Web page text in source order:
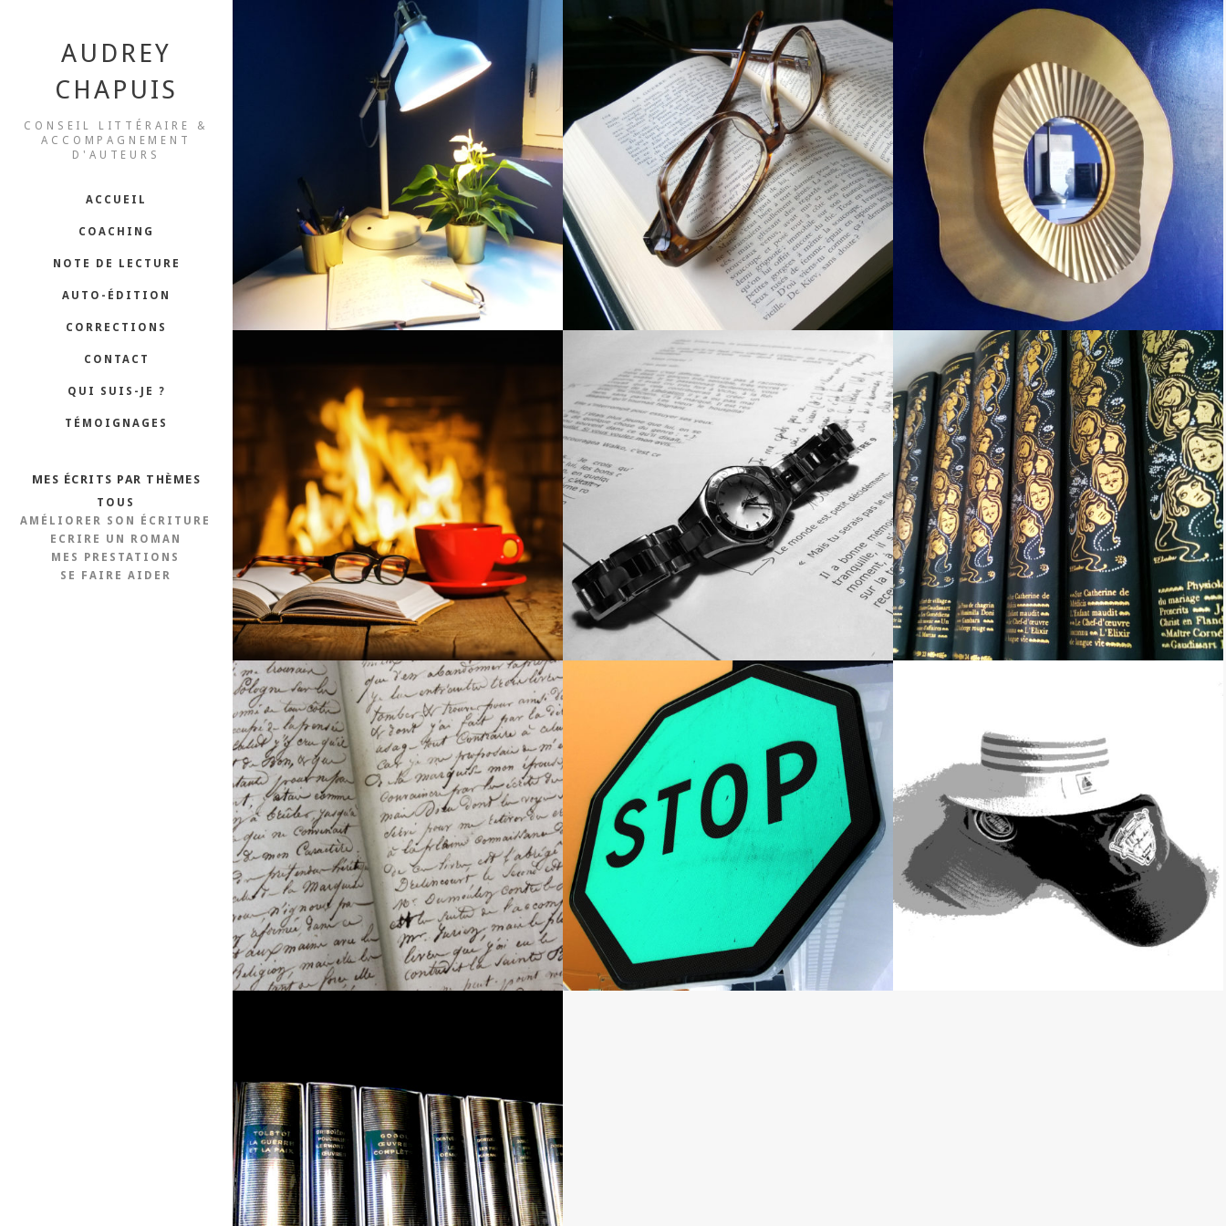
AUDREY
CHAPUIS
CONSEIL LITTÉRAIRE &
ACCOMPAGNEMENT
D'AUTEURS
ACCUEIL
COACHING
NOTE DE LECTURE
AUTO-ÉDITION
CORRECTIONS
CONTACT
QUI SUIS-JE ?
TÉMOIGNAGES
MES ÉCRITS PAR THÈMES
TOUS
AMÉLIORER SON ÉCRITURE
ECRIRE UN ROMAN
MES PRESTATIONS
SE FAIRE AIDER
10 CONSEILS POUR VOUS AIDER À
ÉCRIRE UN ROMAN
COACHING EN ÉCRITURE
COMMENT AMÉLIORER SON
ÉCRITURE ?
NOTE DE LECTURE
CONSEILS POUR CLORE (ENFIN) SON
ROMAN
EXISTE-T-IL UNE MÉTHODE POUR
ÉCRIRE UN ROMAN ?
SERVICE DE CORRECTIONS
LES PIÈGES À ÉVITER EN MATIÈRE
D’ÉCRITURE
FORMULE « AUTO-ÉDITION »
LE COACHING EN ÉCRITURE, C’EST
QUOI ?